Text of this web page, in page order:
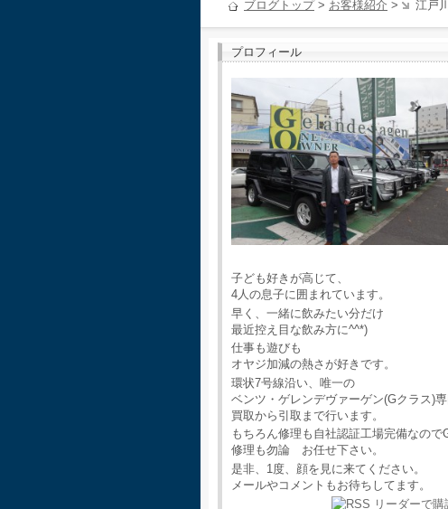
ブログトップ> お客様紹介 > 江戸
プロフィール
子ども好きが高じて、
4人の息子に囲まれています。
早く、一緒に飲みたい分だけ
最近控え目な飲み方に^^*)
仕事も遊びも
オヤジ加減の熱さが好きです。
環状7号線沿い、唯一の
ベンツ・ゲレンデヴァーゲン(Gクラス)
買取から引取まで行います。
もちろん修理も自社認証工場完備なので
修理も勿論 お任せ下さい。
是非、1度、顔を見に来てください。
メールやコメントもお待ちしてます。